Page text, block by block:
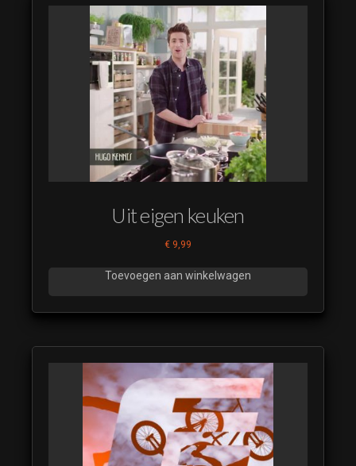
Uit eigen keuken
€ 9,99
Toevoegen aan winkelwagen